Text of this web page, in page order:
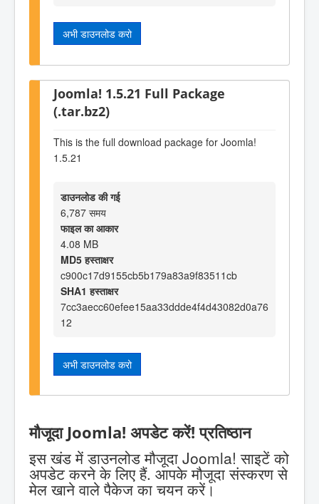
अभी डाउनलोड करो
Joomla! 1.5.21 Full Package
(.tar.bz2)
This is the full download package for Joomla!
1.5.21
डाउनलोड की गई
6,787 समय
फाइल का आकार
4.08 MB
MD5 हस्ताक्षर
c900c17d9155cb5b179a83a9f83511cb
SHA1 हस्ताक्षर
7cc3aecc60efee15aa33ddde4f4d43082d0a76
12
अभी डाउनलोड करो
मौजूदा Joomla! अपडेट करें! प्रतिष्ठान
इस खंड में डाउनलोड मौजूदा Joomla! साइटें को
अपडेट करने के लिए हैं. आपके मौजूदा संस्करण से
मेल खाने वाले पैकेज का चयन करें।